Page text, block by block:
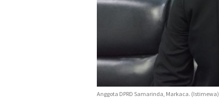
Anggota DPRD Samarinda, Markaca. (Istimewa)